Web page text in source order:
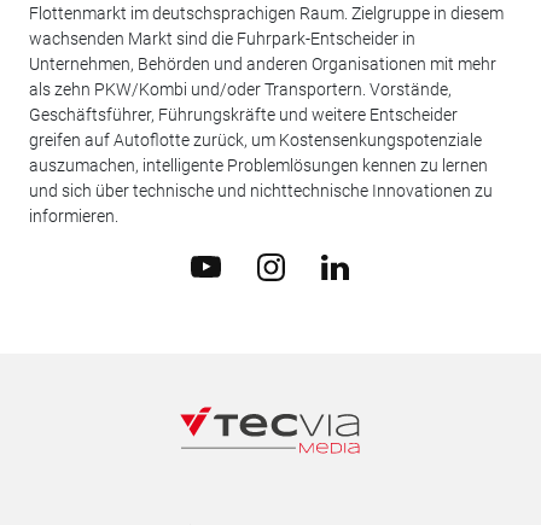
Flottenmarkt im deutschsprachigen Raum. Zielgruppe in diesem
wachsenden Markt sind die Fuhrpark-Entscheider in
Unternehmen, Behörden und anderen Organisationen mit mehr
als zehn PKW/Kombi und/oder Transportern. Vorstände,
Geschäftsführer, Führungskräfte und weitere Entscheider
greifen auf Autoflotte zurück, um Kostensenkungspotenziale
auszumachen, intelligente Problemlösungen kennen zu lernen
und sich über technische und nichttechnische Innovationen zu
informieren.